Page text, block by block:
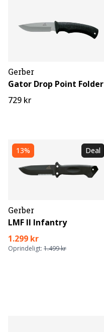
Gerber
Gator Drop Point Folder
729 kr
13% Deal
Gerber
LMF II Infantry
1.299 kr
Oprindeligt: 1.499 kr